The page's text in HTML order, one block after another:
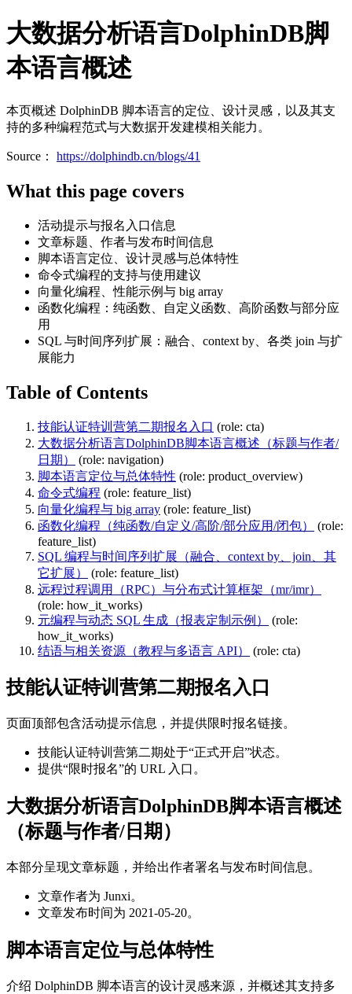
大数据分析语言DolphinDB脚
本语言概述
本页概述 DolphinDB 脚本语言的定位、设计灵感，以及其支
持的多种编程范式与大数据开发建模相关能力。
Source： https://dolphindb.cn/blogs/41
What this page covers
活动提示与报名入口信息
文章标题、作者与发布时间信息
脚本语言定位、设计灵感与总体特性
命令式编程的支持与使用建议
向量化编程、性能示例与 big array
函数化编程：纯函数、自定义函数、高阶函数与部分应
用
SQL 与时间序列扩展：融合、context by、各类 join 与扩
展能力
Table of Contents
技能认证特训营第二期报名入口 (role: cta)
大数据分析语言DolphinDB脚本语言概述（标题与作者/
日期）
(role: navigation)
脚本语言定位与总体特性 (role: product_overview)
命令式编程 (role: feature_list)
向量化编程与 big array (role: feature_list)
函数化编程（纯函数/自定义/高阶/部分应用/闭包）
(role:
feature_list)
SQL 编程与时间序列扩展（融合、context by、join、其
它扩展）
(role: feature_list)
远程过程调用（RPC）与分布式计算框架（mr/imr）
(role: how_it_works)
元编程与动态 SQL 生成（报表定制示例）
(role:
how_it_works)
结语与相关资源（教程与多语言 API）
(role: cta)
技能认证特训营第二期报名入口
页面顶部包含活动提示信息，并提供限时报名链接。
技能认证特训营第二期处于“正式开启”状态。
提供“限时报名”的 URL 入口。
大数据分析语言DolphinDB脚本语言概述
（标题与作者/日期）
本部分呈现文章标题，并给出作者署名与发布时间信息。
文章作者为 Junxi。
文章发布时间为 2021-05-20。
脚本语言定位与总体特性
介绍 DolphinDB 脚本语言的设计灵感来源，并概述其支持多